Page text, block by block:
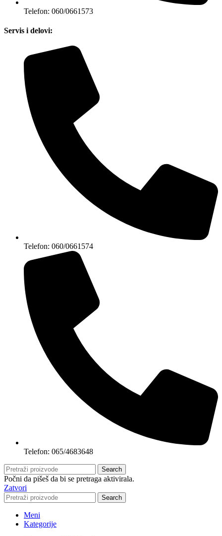
Telefon: 060/0661573
Servis i delovi:
Telefon: 060/0661574
Telefon: 065/4683648
Search
Počni da pišeš da bi se pretraga aktivirala.
Zatvori
Search
Meni
Kategorije